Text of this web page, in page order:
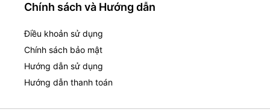
Chính sách và Hướng dẫn
Điều khoản sử dụng
Chính sách bảo mật
Hướng dẫn sử dụng
Hướng dẫn thanh toán